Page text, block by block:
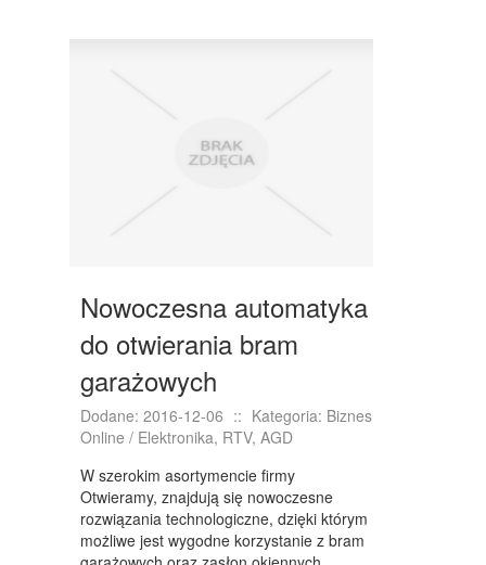
Nowoczesna automatyka
do otwierania bram
garażowych
Dodane: 2016-12-06 :: Kategoria: Biznes
Online / Elektronika, RTV, AGD
W szerokim asortymencie firmy
Otwieramy, znajdują się nowoczesne
rozwiązania technologiczne, dzięki którym
możliwe jest wygodne korzystanie z bram